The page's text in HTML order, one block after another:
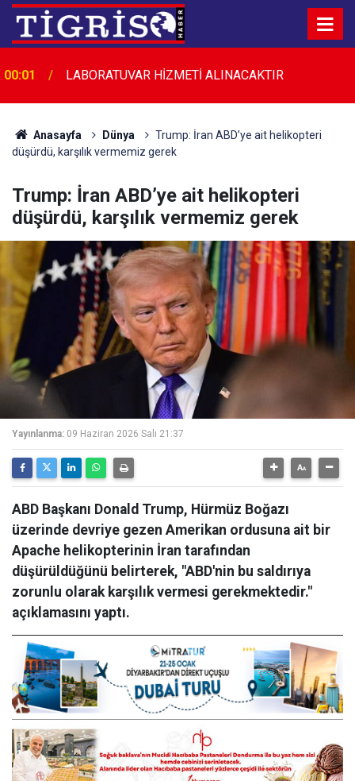
00:01 LABORATUVAR HİZMETİ ALINACAKTIR
Anasayfa Dünya
Trump: İran ABD’ye ait helikopteri
düşürdü, karşılık vermemiz gerek
Trump: İran ABD’ye ait helikopteri
düşürdü, karşılık vermemiz gerek
Yayınlanma: 09 Haziran 2026 Salı 21:37
ABD Başkanı Donald Trump, Hürmüz Boğazı
üzerinde devriye gezen Amerikan ordusuna ait bir
Apache helikopterinin İran tarafından
düşürüldüğünü belirterek, "ABD'nin bu saldırıya
zorunlu olarak karşılık vermesi gerekmektedir."
açıklamasını yaptı.